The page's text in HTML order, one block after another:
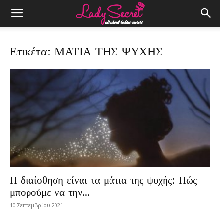
Ετικέτα: ΜΑΤΙΑ ΤΗΣ ΨΥΧΗΣ
Η διαίσθηση είναι τα μάτια της ψυχής: Πώς
μπορούμε να την...
10 Σεπτεμβρίου 2021